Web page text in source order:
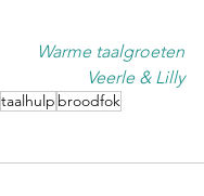
Warme taalgroeten
Veerle & Lilly
taalhulp broodfok